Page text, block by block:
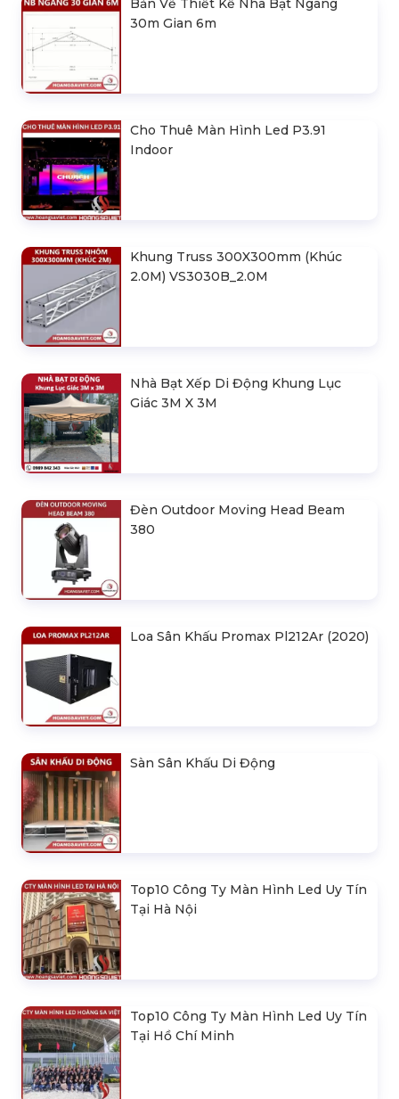
Bản Vẽ Thiết Kế Nhà Bạt Ngang
30m Gian 6m
Cho Thuê Màn Hình Led P3.91
Indoor
Khung Truss 300X300mm (Khúc
2.0M) VS3030B_2.0M
Nhà Bạt Xếp Di Động Khung Lục
Giác 3M X 3M
Đèn Outdoor Moving Head Beam
380
Loa Sân Khấu Promax Pl212Ar (2020)
Sàn Sân Khấu Di Động
Top10 Công Ty Màn Hình Led Uy Tín
Tại Hà Nội
Top10 Công Ty Màn Hình Led Uy Tín
Tại Hồ Chí Minh